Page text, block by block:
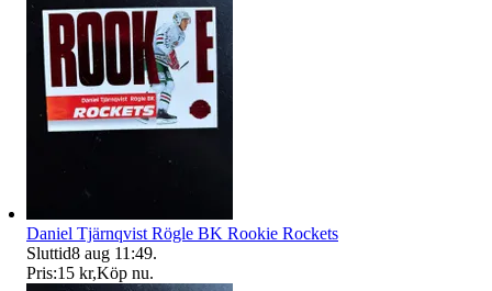
Daniel Tjärnqvist Rögle BK Rookie Rockets
Sluttid8 aug 11:49.
Pris:15 kr,Köp nu.